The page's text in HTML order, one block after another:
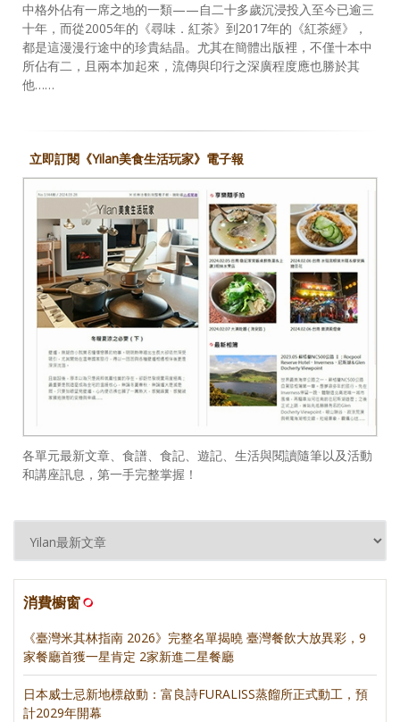
中格外佔有一席之地的一類——自二十多歲沉浸投入至今已逾三
十年，而從2005年的《尋味．紅茶》到2017年的《紅茶經》，
都是這漫漫行途中的珍貴結晶。尤其在簡體出版裡，不僅十本中
所佔有二，且兩本加起來，流傳與印行之深廣程度應也勝於其
他……
立即訂閱《Yilan美食生活玩家》電子報
各單元最新文章、食譜、食記、遊記、生活與閱讀隨筆以及活動
和講座訊息，第一手完整掌握！
消費櫥窗
《臺灣米其林指南 2026》完整名單揭曉 臺灣餐飲大放異彩，9
家餐廳首獲一星肯定 2家新進二星餐廳
日本威士忌新地標啟動：富良詩FURALISS蒸餾所正式動工，預
計2029年開幕